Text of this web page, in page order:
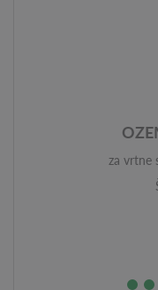
za vrtne